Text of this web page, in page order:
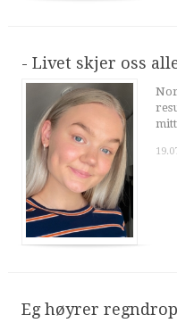
- Livet skjer oss
Eg høyrer